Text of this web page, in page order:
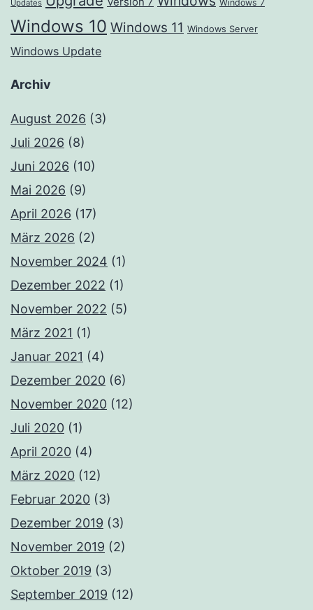
Updates Windows 7
Windows 10 Windows 11 Windows Server
Windows Update
Archiv
August 2026 (3)
Juli 2026 (8)
Juni 2026 (10)
Mai 2026 (9)
April 2026 (17)
März 2026 (2)
November 2024 (1)
Dezember 2022 (1)
November 2022 (5)
März 2021 (1)
Januar 2021 (4)
Dezember 2020 (6)
November 2020 (12)
Juli 2020 (1)
April 2020 (4)
März 2020 (12)
Februar 2020 (3)
Dezember 2019 (3)
November 2019 (2)
Oktober 2019 (3)
September 2019 (12)